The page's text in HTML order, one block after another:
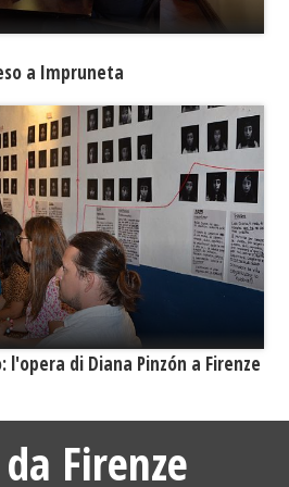
a Impruneta
di Diana Pinzón a Firenze
Firenze